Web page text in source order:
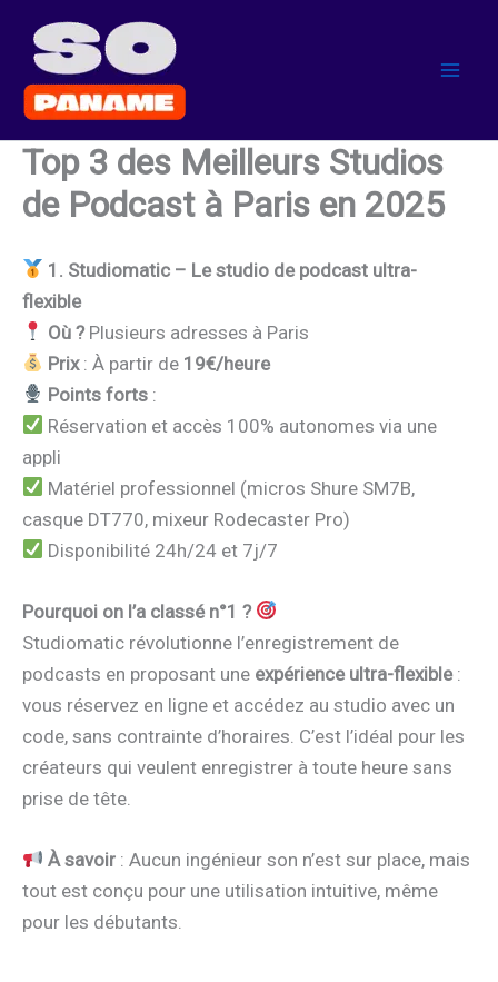
contenu
Top 3 des Meilleurs Studios
de Podcast à Paris en 2025
1. Studiomatic – Le studio de podcast ultra-
flexible
Où ? Plusieurs adresses à Paris
Prix: À partir de 19€/heure
Points forts :
Réservation et accès 100% autonomes via une
appli
Matériel professionnel (micros Shure SM7B,
casque DT770, mixeur Rodecaster Pro)
Disponibilité 24h/24 et 7j/7
Pourquoi on l’a classé n°1 ?
Studiomatic révolutionne l’enregistrement de
podcasts en proposant une expérience ultra-flexible:
vous réservez en ligne et accédez au studio avec un
code, sans contrainte d’horaires. C’est l’idéal pour les
créateurs qui veulent enregistrer à toute heure sans
prise de tête.
À savoir : Aucun ingénieur son n’est sur place, mais
tout est conçu pour une utilisation intuitive, même
pour les débutants.